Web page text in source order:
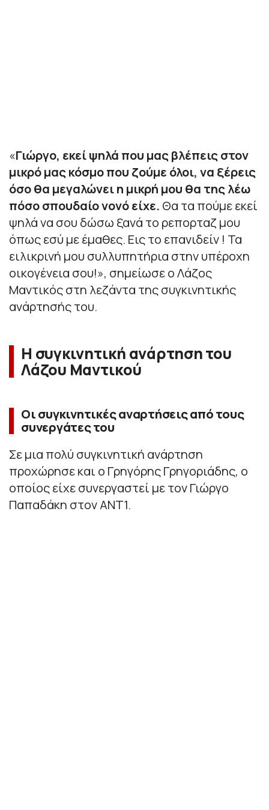
«Γιώργο, εκεί ψηλά που μας βλέπεις στον
μικρό μας κόσμο που ζούμε όλοι, να ξέρεις
όσο θα μεγαλώνει η μικρή μου θα της λέω
πόσο σπουδαίο νονό είχε. Θα τα πούμε εκεί
ψηλά να σου δώσω ξανά το ρεπορταζ μου
όπως εσύ με έμαθες. Εις το επανιδείν ! Τα
ειλικρινή μου συλλυπητήρια στην υπέροχη
οικογένεια σου!», σημείωσε ο Λάζος
Μαντικός στη λεζάντα της συγκινητικής
ανάρτησής του.
Η συγκινητική ανάρτηση του
Λάζου Μαντικού
Οι συγκινητικές αναρτήσεις από τους
συνεργάτες του
Σε μια πολύ συγκινητική ανάρτηση
προχώρησε και ο Γρηγόρης Γρηγοριάδης, ο
οποίος είχε συνεργαστεί με τον Γιώργο
Παπαδάκη στον ΑΝΤ1.